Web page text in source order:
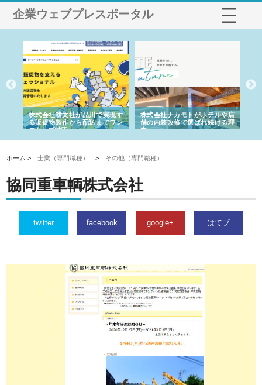
企業ウェブプレスポータル
株式会社耕文社が品川で実現す
る販促物製作から配送までワン
ストップ対応
株式会社ナカモトがホテルや店
舗の内装改修で選ばれ続ける理
由
ホーム >士業（専門職種） > その他（専門職種）
協同重車輌株式会社
twitter facebook google+ はてブ